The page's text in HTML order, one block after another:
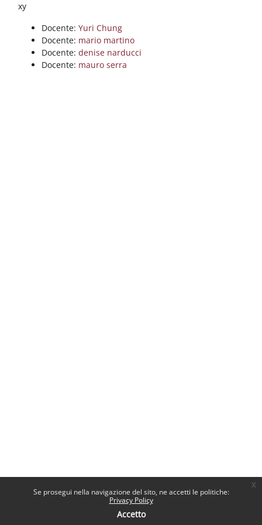
Vai al contenuto principale
Se prosegui nella navigazione del sito, ne accetti le politiche:
Privacy Policy
Accetto
x
Blocchi
xy
Docente: Yuri Chung
Docente: mario martino
Docente: denise narducci
Docente: mauro serra